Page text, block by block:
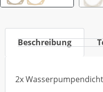
Beschreibung
2x